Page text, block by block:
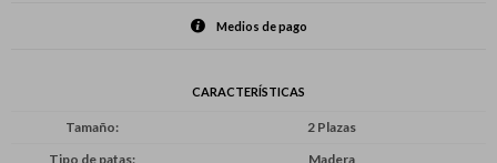
Medios de pago
CARACTERÍSTICAS
Tamaño
2 Plazas
Tipo de patas
Madera